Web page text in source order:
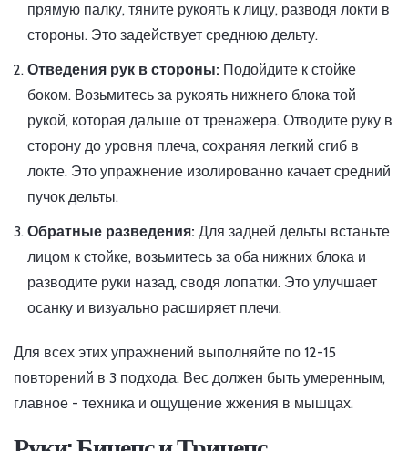
прямую палку, тяните рукоять к лицу, разводя локти в
стороны. Это задействует среднюю дельту.
Отведения рук в стороны: Подойдите к стойке
боком. Возьмитесь за рукоять нижнего блока той
рукой, которая дальше от тренажера. Отводите руку в
сторону до уровня плеча, сохраняя легкий сгиб в
локте. Это упражнение изолированно качает средний
пучок дельты.
Обратные разведения: Для задней дельты встаньте
лицом к стойке, возьмитесь за оба нижних блока и
разводите руки назад, сводя лопатки. Это улучшает
осанку и визуально расширяет плечи.
Для всех этих упражнений выполняйте по 12-15
повторений в 3 подхода. Вес должен быть умеренным,
главное - техника и ощущение жжения в мышцах.